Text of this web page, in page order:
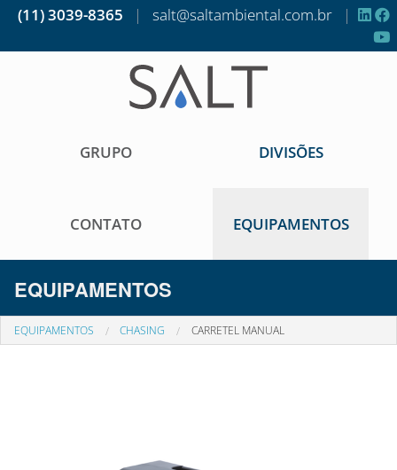
(11) 3039-8365 | salt@saltambiental.com.br |
GRUPO DIVISÕES
CONTATO EQUIPAMENTOS
EQUIPAMENTOS
EQUIPAMENTOS CHASING CARRETEL MANUAL